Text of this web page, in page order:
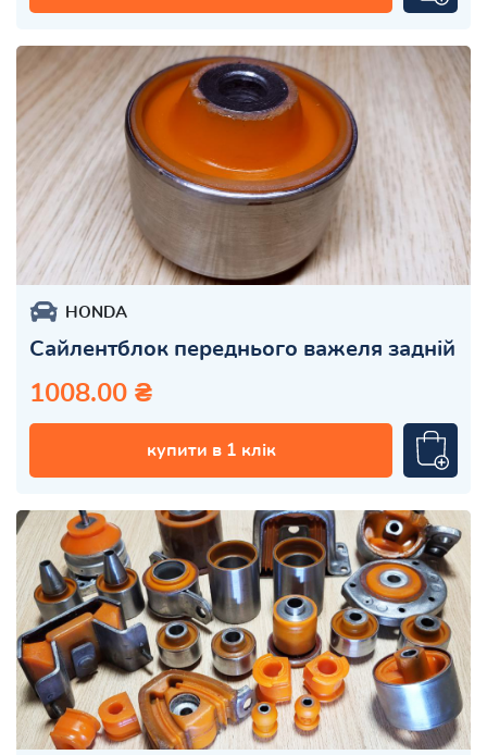
HONDA
Сайлентблок переднього важеля задній
1008.00 ₴
купити в 1 клік